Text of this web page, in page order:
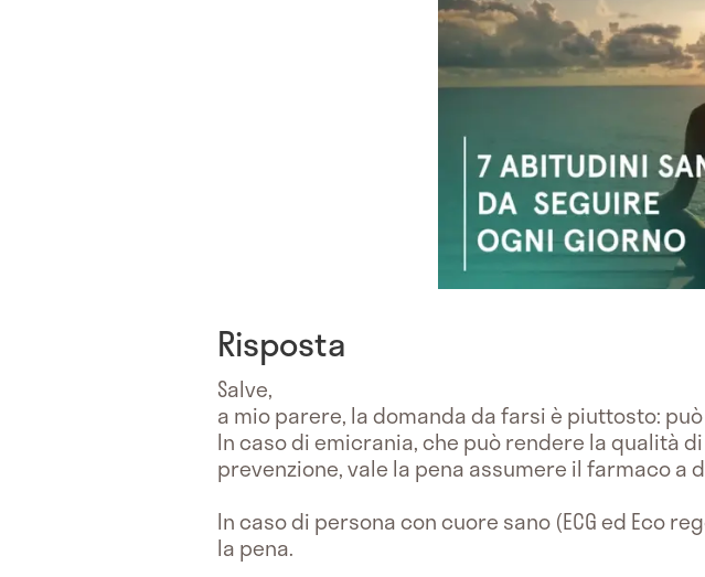
Risposta
Salve,
a mio parere, la domanda da farsi è piuttosto:
In caso di emicrania, che può rendere la qualità
prevenzione, vale la pena assumere il farmaco a
In caso di persona con cuore sano (ECG ed Eco
la pena.